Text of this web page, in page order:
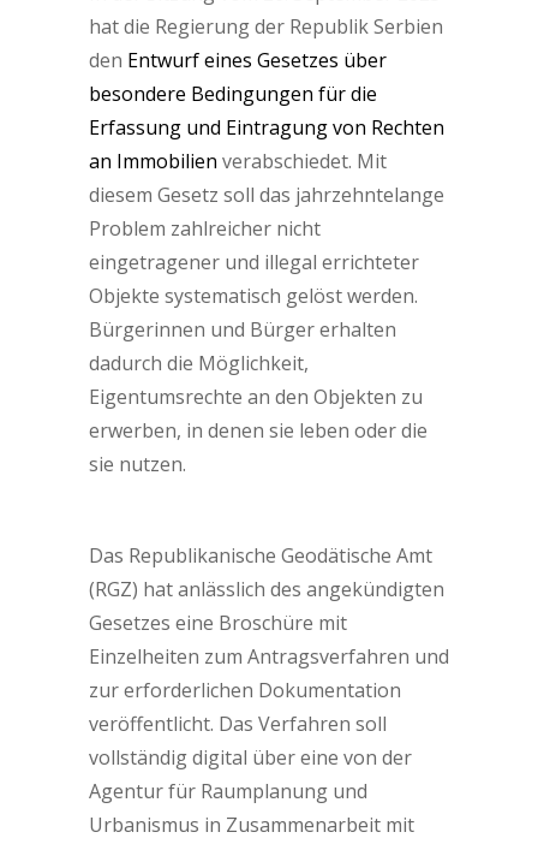
hat die Regierung der Republik Serbien
den Entwurf eines Gesetzes über
besondere Bedingungen für die
Erfassung und Eintragung von Rechten
an Immobilien verabschiedet. Mit
diesem Gesetz soll das jahrzehntelange
Problem zahlreicher nicht
eingetragener und illegal errichteter
Objekte systematisch gelöst werden.
Bürgerinnen und Bürger erhalten
dadurch die Möglichkeit,
Eigentumsrechte an den Objekten zu
erwerben, in denen sie leben oder die
sie nutzen.
Das Republikanische Geodätische Amt
(RGZ) hat anlässlich des angekündigten
Gesetzes eine Broschüre mit
Einzelheiten zum Antragsverfahren und
zur erforderlichen Dokumentation
veröffentlicht. Das Verfahren soll
vollständig digital über eine von der
Agentur für Raumplanung und
Urbanismus in Zusammenarbeit mit